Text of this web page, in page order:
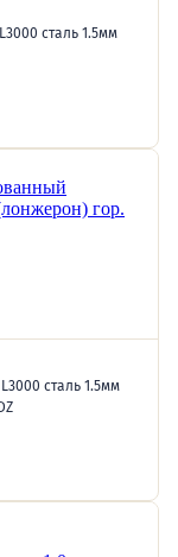
сталь 1.5мм
сталь 1.5мм